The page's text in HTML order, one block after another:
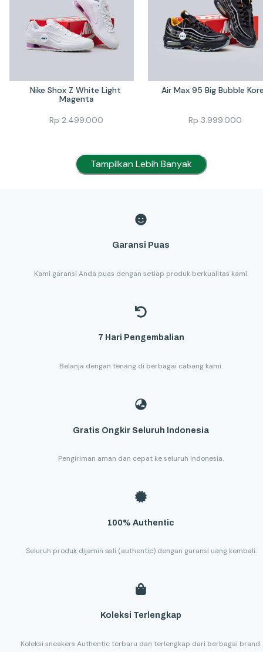
Nike Shox Z White Light
Magenta
Rp 2.499.000
Air Max 95 Big Bubble
Rp 3.999.000
Tampilkan Lebih Banyak
Garansi Puas
Kami garansi Anda puas dengan setiap produk berkualitas kami.
7 Hari Pengembalian
Belanja dengan tenang di berbagai cabang kami.
Gratis Ongkir Seluruh Indonesia
Pengiriman aman dan cepat ke seluruh Indonesia.
100% Authentic
Seluruh produk dijamin asli (authentic) dengan garansi uang kembali.
Koleksi Terlengkap
Koleksi sneakers Authentic terbaru dan terlengkap dari berbagai brand.